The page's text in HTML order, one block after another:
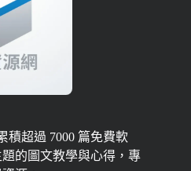
積超過 7000 篇免費軟
的圖文教學與心得，專